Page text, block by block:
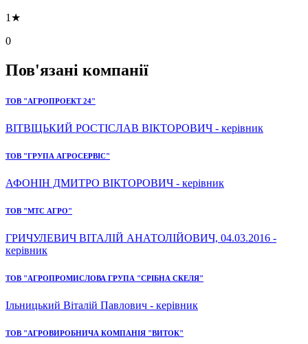
1★
0
Пов'язані компанії
ТОВ "АГРОПРОЕКТ 24"
ВІТВІЦЬКИЙ РОСТІСЛАВ ВІКТОРОВИЧ - керівник
ТОВ "ГРУПА АГРОСЕРВІС"
АФОНІН ДМИТРО ВІКТОРОВИЧ - керівник
ТОВ "МТС АГРО"
ГРИЧУЛЕВИЧ ВІТАЛІЙ АНАТОЛІЙОВИЧ, 04.03.2016 -
керівник
ТОВ "АГРОПРОМИСЛОВА ГРУПА "СРІБНА СКЕЛЯ"
Ільницький Віталій Павлович - керівник
ТОВ "АГРОВИРОБНИЧА КОМПАНІЯ "ВИТОК"